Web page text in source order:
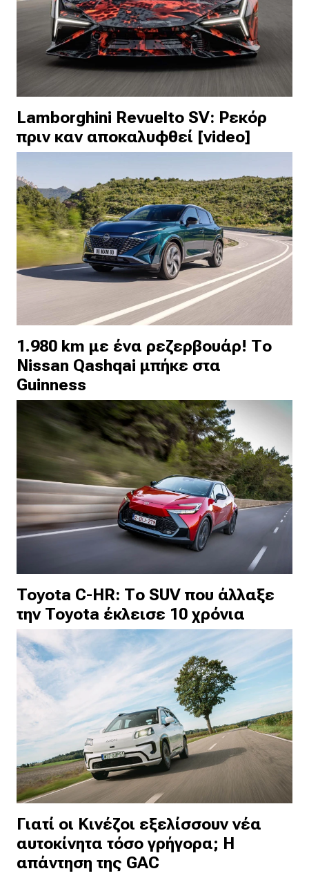
Lamborghini Revuelto SV: Ρεκόρ
πριν καν αποκαλυφθεί [video]
1.980 km με ένα ρεζερβουάρ! Το
Nissan Qashqai μπήκε στα
Guinness
Toyota C-HR: Το SUV που άλλαξε
την Toyota έκλεισε 10 χρόνια
Γιατί οι Κινέζοι εξελίσσουν νέα
αυτοκίνητα τόσο γρήγορα; Η
απάντηση της GAC